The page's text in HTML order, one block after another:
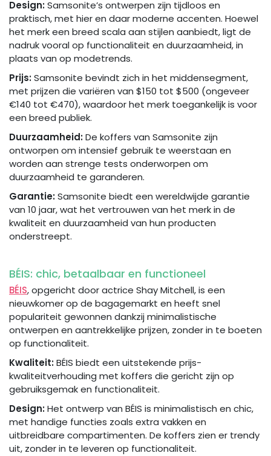
Design:Samsonite’s ontwerpen zijn tijdloos en
praktisch, met hier en daar moderne accenten. Hoewel
het merk een breed scala aan stijlen aanbiedt, ligt de
nadruk vooral op functionaliteit en duurzaamheid, in
plaats van op modetrends.
Prijs:Samsonite bevindt zich in het middensegment,
met prijzen die variëren van $150 tot $500 (ongeveer
€140 tot €470), waardoor het merk toegankelijk is voor
een breed publiek.
Duurzaamheid:De koffers van Samsonite zijn
ontworpen om intensief gebruik te weerstaan en
worden aan strenge tests onderworpen om
duurzaamheid te garanderen.
Garantie:Samsonite biedt een wereldwijde garantie
van 10 jaar, wat het vertrouwen van het merk in de
kwaliteit en duurzaamheid van hun producten
onderstreept.
BÉIS: chic, betaalbaar en functioneel
BÉIS, opgericht door actrice Shay Mitchell, is een
nieuwkomer op de bagagemarkt en heeft snel
populariteit gewonnen dankzij minimalistische
ontwerpen en aantrekkelijke prijzen, zonder in te boeten
op functionaliteit.
Kwaliteit:BÉIS biedt een uitstekende prijs-
kwaliteitverhouding met koffers die gericht zijn op
gebruiksgemak en functionaliteit.
Design:Het ontwerp van BÉIS is minimalistisch en chic,
met handige functies zoals extra vakken en
uitbreidbare compartimenten. De koffers zien er trendy
uit, zonder in te leveren op functionaliteit.